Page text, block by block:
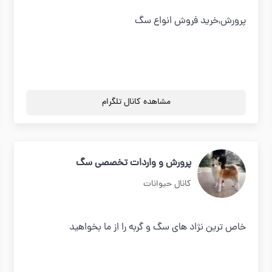
پرورش,خرید فروش انواع سگ
مشاهده کانال تلگرام
پرورش و واردات تخصصی سگ
کانال حیوانات
خاص ترین نژاد های سگ و گربه را از ما بخواهید